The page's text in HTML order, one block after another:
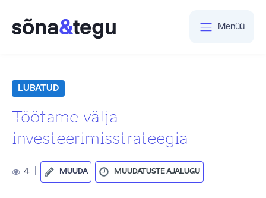
Menüü
LUBATUD
Töötame välja
investeerimisstrateegia
4 MUUDA MUUDATUSTE AJALUGU